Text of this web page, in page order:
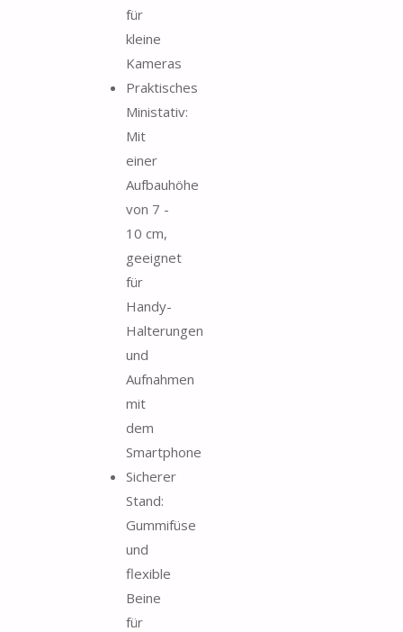
für
kleine
Kameras
Praktisches
Ministativ:
Mit
einer
Aufbauhöhe
von 7 -
10 cm,
geeignet
für
Handy-
Halterungen
und
Aufnahmen
mit
dem
Smartphone
Sicherer
Stand:
Gummifüse
und
flexible
Beine
für